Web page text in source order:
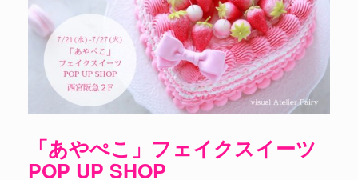
「あやぺこ」フェイクスイーツ
POP UP SHOP